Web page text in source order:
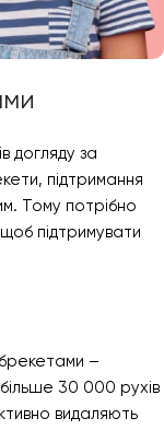
догляду за
підтримання
Тому потрібно
підтримувати
брекетами –
30 000 рухів
видаляють